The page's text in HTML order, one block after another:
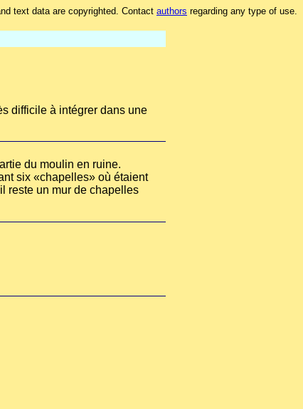
text data are copyrighted. Contact authors regarding any type of use.
difficile à intégrer dans une
du moulin en ruine.
six «chapelles» où étaient
reste un mur de chapelles